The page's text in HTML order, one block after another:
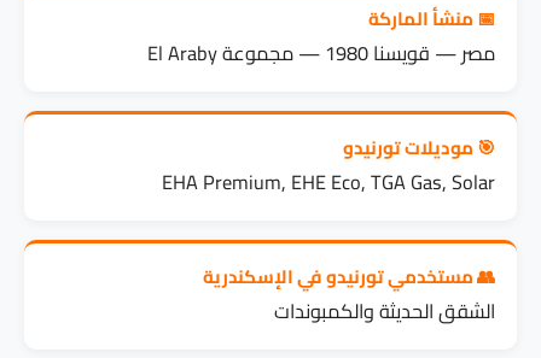
📅 منشأ الماركة
مصر — قويسنا 1980 — مجموعة El Araby
🎯 موديلات تورنيدو
EHA Premium, EHE Eco, TGA Gas, Solar
👥 مستخدمي تورنيدو في الإسكندرية
الشقق الحديثة والكمبوندات